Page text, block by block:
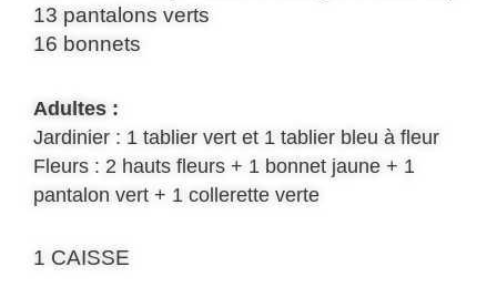
13 pantalons verts
16 bonnets
Adultes :
Jardinier : 1 tablier vert et 1 tablier bleu à fleur
Fleurs : 2 hauts fleurs + 1 bonnet jaune + 1
pantalon vert + 1 collerette verte
1 CAISSE